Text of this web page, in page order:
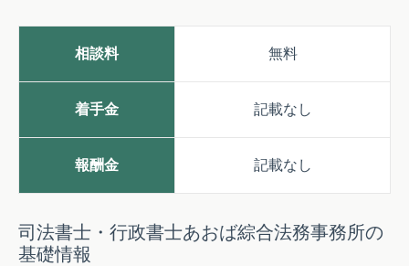
相談料 無料
着手金 記載なし
報酬金 記載なし
司法書士・行政書士あおば綜合法務事務所の
基礎情報